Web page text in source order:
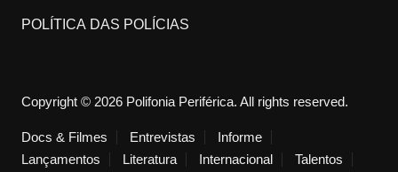
POLÍTICA DAS POLÍCIAS
Copyright © 2026 Polifonia Periférica. All rights reserved.
Docs & Filmes Entrevistas
Informe
Lançamentos
Literatura Internacional Talentos